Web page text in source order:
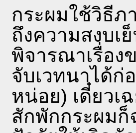
กระผมใช้วิธีภ
ถึงความสงบเ
พิจารณาเรื่อง
จับเวทนาได้ก่
หน่อย) เดี๋ยวเ
สักพักกระผม